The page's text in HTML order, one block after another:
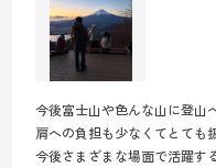
今後富士山や色んな山に登山
肩への負担も少なくてとても
今後さまざまな場面で活躍す